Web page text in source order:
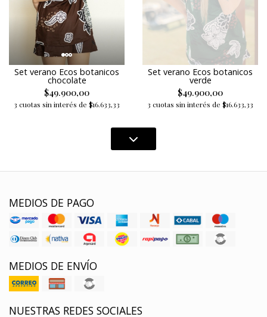
Set verano Ecos botanicos
chocolate
$49.900,00
3 cuotas sin interés de $16.633,33
Set verano Ecos botanicos
verde
$49.900,00
3 cuotas sin interés de $16.633,33
MEDIOS DE PAGO
MEDIOS DE ENVÍO
NUESTRAS REDES SOCIALES